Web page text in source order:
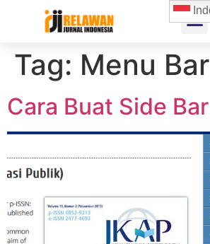
Tag: Menu Bar
Cara Buat Side